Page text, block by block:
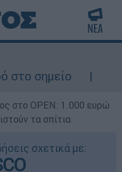
Δίωξη για
στο OPEN: 1.000 ευρώ
τα σπίτια
σχετικά με: